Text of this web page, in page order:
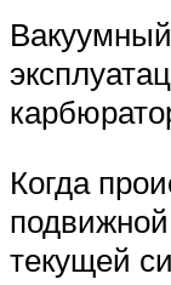
Когда
текущей